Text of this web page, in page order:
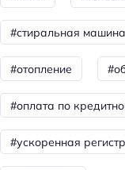
Оснащение
Общая
Отопление
Круглосуточная
Номеров: 9
Сад
#стиральная машина
#отопление
#оплата по
#ускоренная